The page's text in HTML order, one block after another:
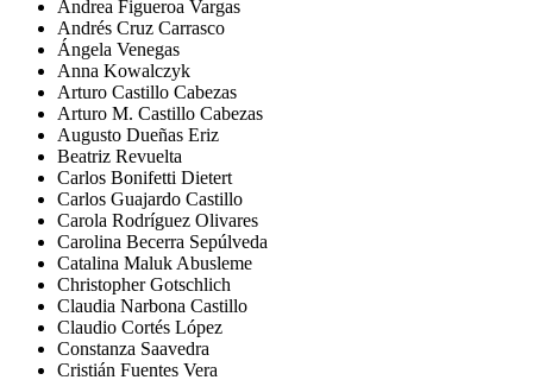
Andrea Figueroa Vargas
Andrés Cruz Carrasco
Ángela Venegas
Anna Kowalczyk
Arturo Castillo Cabezas
Arturo M. Castillo Cabezas
Augusto Dueñas Eriz
Beatriz Revuelta
Carlos Bonifetti Dietert
Carlos Guajardo Castillo
Carola Rodríguez Olivares
Carolina Becerra Sepúlveda
Catalina Maluk Abusleme
Christopher Gotschlich
Claudia Narbona Castillo
Claudio Cortés López
Constanza Saavedra
Cristián Fuentes Vera